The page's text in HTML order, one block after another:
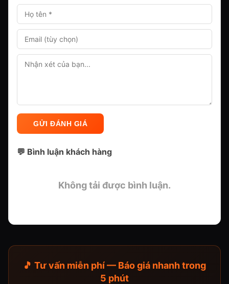
GỬI ĐÁNH GIÁ
💬 Bình luận khách hàng
Không tải được bình luận.
🎵 Tư vấn miễn phí — Báo giá nhanh trong
5 phút